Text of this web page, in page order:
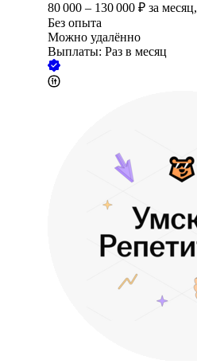
80 000 – 130 000 ₽ за месяц,
Без опыта
Можно удалённо
Выплаты: Раз в месяц